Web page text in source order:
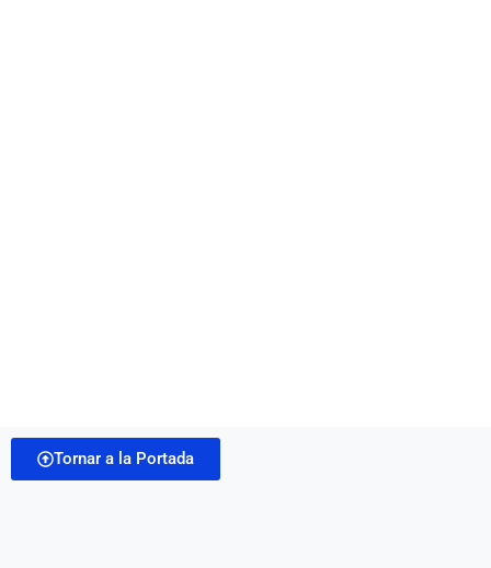
Tornar a la Portada